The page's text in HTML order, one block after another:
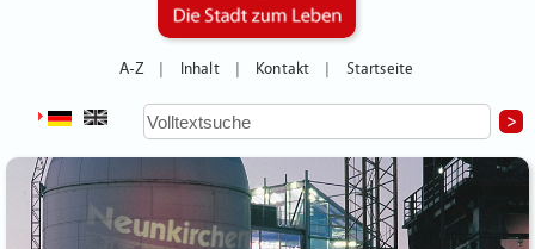
A-Z Inhalt Kontakt Startseite